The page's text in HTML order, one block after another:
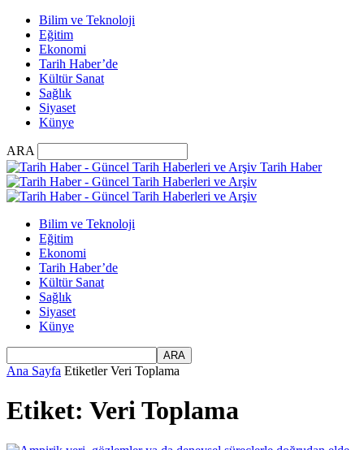
Bilim ve Teknoloji
Eğitim
Ekonomi
Tarih Haber’de
Kültür Sanat
Sağlık
Siyaset
Künye
ARA
Tarih Haber
Bilim ve Teknoloji
Eğitim
Ekonomi
Tarih Haber’de
Kültür Sanat
Sağlık
Siyaset
Künye
Ana Sayfa Etiketler Veri Toplama
Etiket: Veri Toplama